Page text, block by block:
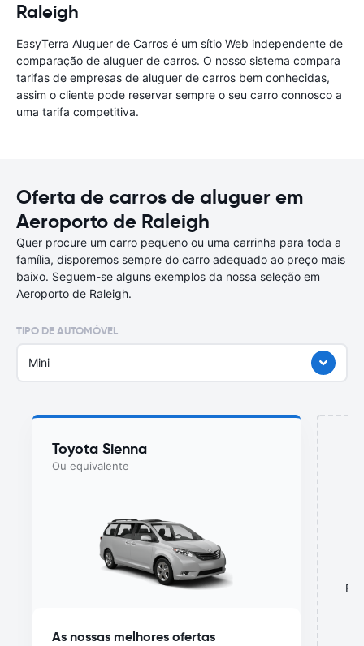
Raleigh
EasyTerra Aluguer de Carros é um sítio Web independente de
comparação de aluguer de carros. O nosso sistema compara
tarifas de empresas de aluguer de carros bem conhecidas,
assim o cliente pode reservar sempre o seu carro connosco a
uma tarifa competitiva.
Oferta de carros de aluguer em
Aeroporto de Raleigh
Quer procure um carro pequeno ou uma carrinha para toda a
família, disporemos sempre do carro adequado ao preço mais
baixo. Seguem-se alguns exemplos da nossa seleção em
Aeroporto de Raleigh.
TIPO DE AUTOMÓVEL
Mini
Toyota Sienna
Ou equivalente
As nossas melhores ofertas